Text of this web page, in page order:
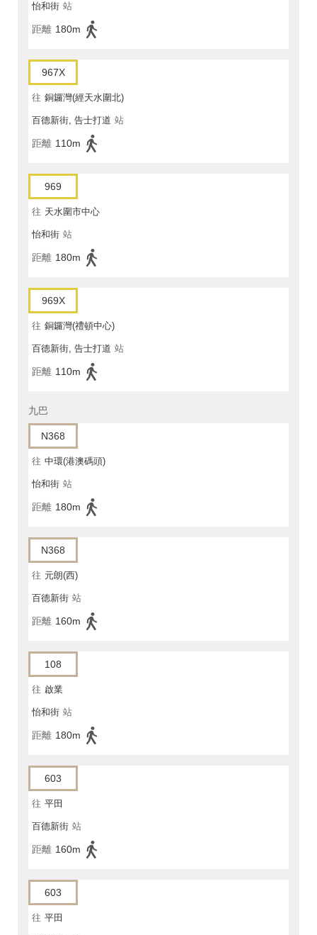
怡和街 站
距離 180m
967X
往 銅鑼灣(經天水圍北)
百德新街, 告士打道 站
距離 110m
969
往 天水圍市中心
怡和街 站
距離 180m
969X
往 銅鑼灣(禮頓中心)
百德新街, 告士打道 站
距離 110m
九巴
N368
往 中環(港澳碼頭)
怡和街 站
距離 180m
N368
往 元朗(西)
百德新街 站
距離 160m
108
往 啟業
怡和街 站
距離 180m
603
往 平田
百德新街 站
距離 160m
603
往 平田